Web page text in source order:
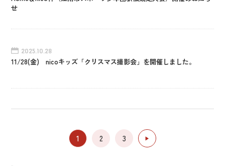
せ
2025.10.28
11/28(金) nicoキッズ「クリスマス撮影会」を開催しました。
1 2 3 ▶︎